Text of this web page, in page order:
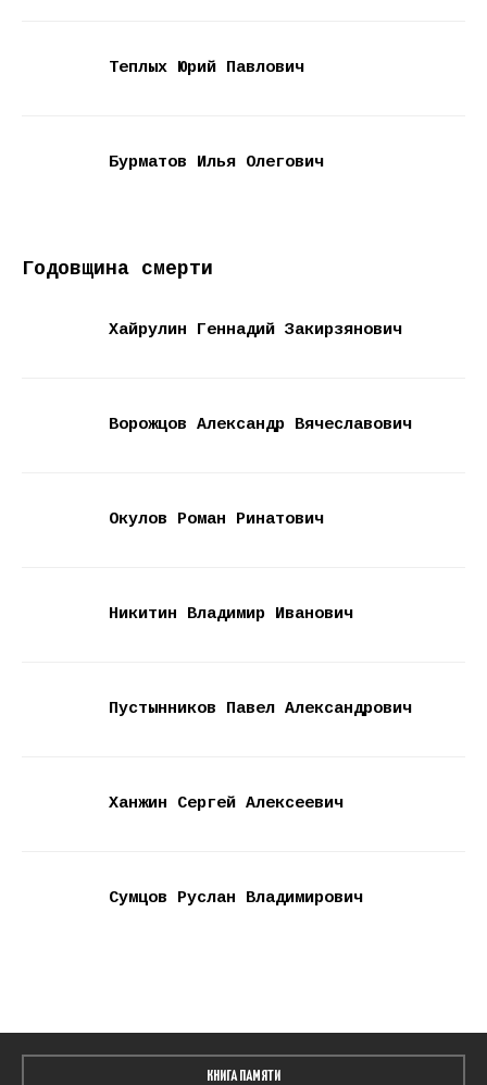
Теплых Юрий Павлович
Бурматов Илья Олегович
Годовщина смерти
Хайрулин Геннадий Закирзянович
Ворожцов Александр Вячеславович
Окулов Роман Ринатович
Никитин Владимир Иванович
Пустынников Павел Александрович
Ханжин Сергей Алексеевич
Сумцов Руслан Владимирович
КНИГА ПАМЯТИ